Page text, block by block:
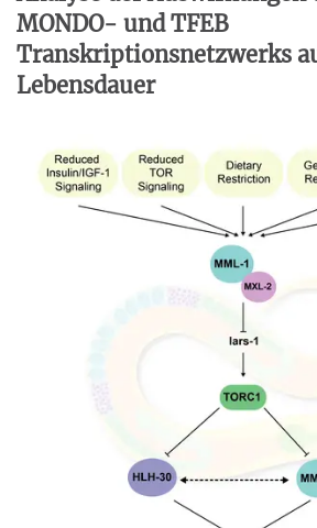
MONDO- und TFEB
Transkriptionsnetzwerks
Lebensdauer